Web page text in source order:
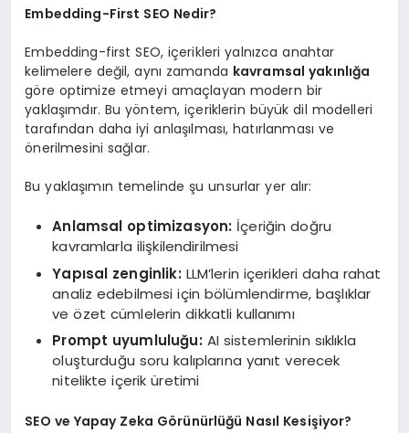
Embedding-First SEO Nedir?
Embedding-first SEO, içerikleri yalnızca anahtar
kelimelere değil, aynı zamanda kavramsal yakınlığa
göre optimize etmeyi amaçlayan modern bir
yaklaşımdır. Bu yöntem, içeriklerin büyük dil modelleri
tarafından daha iyi anlaşılması, hatırlanması ve
önerilmesini sağlar.
Bu yaklaşımın temelinde şu unsurlar yer alır:
Anlamsal optimizasyon: İçeriğin doğru
kavramlarla ilişkilendirilmesi
Yapısal zenginlik: LLM’lerin içerikleri daha rahat
analiz edebilmesi için bölümlendirme, başlıklar
ve özet cümlelerin dikkatli kullanımı
Prompt uyumluluğu: AI sistemlerinin sıklıkla
oluşturduğu soru kalıplarına yanıt verecek
nitelikte içerik üretimi
SEO ve Yapay Zeka Görünürlüğü Nasıl Kesişiyor?